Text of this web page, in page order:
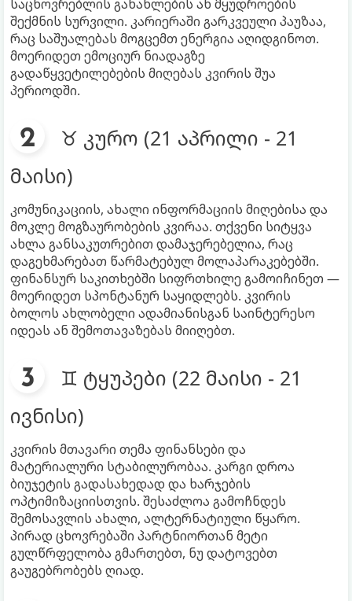
საცხოვრებლის განახლების ან მყუდროების
შექმნის სურვილი. კარიერაში გარკვეული პაუზაა,
რაც საშუალებას მოგცემთ ენერგია აღიდგინოთ.
მოერიდეთ ემოციურ ნიადაგზე
გადაწყვეტილებების მიღებას კვირის შუა
პერიოდში.
♉ კურო (21 აპრილი - 21
მაისი)
კომუნიკაციის, ახალი ინფორმაციის მიღებისა და
მოკლე მოგზაურობების კვირაა. თქვენი სიტყვა
ახლა განსაკუთრებით დამაჯერებელია, რაც
დაგეხმარებათ წარმატებულ მოლაპარაკებებში.
ფინანსურ საკითხებში სიფრთხილე გამოიჩინეთ —
მოერიდეთ სპონტანურ საყიდლებს. კვირის
ბოლოს ახლობელი ადამიანისგან საინტერესო
იდეას ან შემოთავაზებას მიიღებთ.
♊ ტყუპები (22 მაისი - 21
ივნისი)
კვირის მთავარი თემა ფინანსები და
მატერიალური სტაბილურობაა. კარგი დროა
ბიუჯეტის გადასახედად და ხარჯების
ოპტიმიზაციისთვის. შესაძლოა გამოჩნდეს
შემოსავლის ახალი, ალტერნატიული წყარო.
პირად ცხოვრებაში პარტნიორთან მეტი
გულწრფელობა გმართებთ, ნუ დატოვებთ
გაუგებრობებს ღიად.